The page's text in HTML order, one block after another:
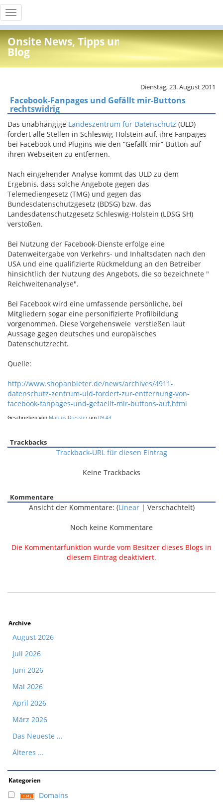
Toggle
navigation
Onsite News, Tipps und Info
Blog
Dienstag, 23. August 2011
Facebook-Fanpages und Gefällt mir-Buttons
rechtswidrig
Das unabhängige Landeszentrum für Datenschutz (ULD)
fordert alle Stellen in Schleswig-Holstein auf, ihre Fanpages
bei Facebook und Plugins wie den “Gefällt mir”-Button auf
ihren Webseiten zu entfernen.
Nach eingehender Analyse kommt das ULD zu dem
Ergebnis, dass solche Angebote gegen das
Telemediengesetz (TMG) und gegen das
Bundesdatenschutzgesetz (BDSG) bzw. das
Landesdatenschutzgesetz Schleswig-Holstein (LDSG SH)
verstoßen.
Bei Nutzung der Facebook-Dienste erfolge eine
Datenweitergabe von Verkehrs- und Inhaltsdaten nach den
USA und eine qualifizierte Rückmeldung an den Betreiber
hinsichtlich der Nutzung des Angebots, die so bezeichnete "
Reichweitenanalyse".
Bei Facebook wird eine umfassende persönliche, bei
Mitgliedern sogar eine personifizierte Profilbildung
vorgenommen. Diese Vorgehensweie verstießen laut
Aussage gegen deutsches und europäisches
Datenschutzrecht.
Quelle:
http://www.shopanbieter.de/news/archives/4911-
datenschutz-zentrum-uld-fordert-zur-entfernung-von-
facebook-fanpages-und-gefaellt-mir-buttons-auf.html
Geschrieben von Marcus Dressler um 09:43
Trackbacks
Trackback-URL für diesen Eintrag
Keine Trackbacks
Kommentare
Ansicht der Kommentare: (Linear| Verschachtelt)
Noch keine Kommentare
Die Kommentarfunktion wurde vom Besitzer dieses Blogs in
diesem Eintrag deaktiviert.
Archive
August 2026
Juli 2026
Juni 2026
Mai 2026
April 2026
März 2026
Das Neueste ...
Älteres ...
Kategorien
Domains